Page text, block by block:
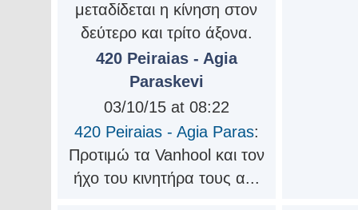
μεταδίδεται η κίνηση στον
δεύτερο και τρίτο άξονα.
420 Peiraias - Agia
Paraskevi
03/10/15 at 08:22
420 Peiraias - Agia Paras:
Προτιμώ τα Vanhool και τον
ήχο του κινητήρα τους α...